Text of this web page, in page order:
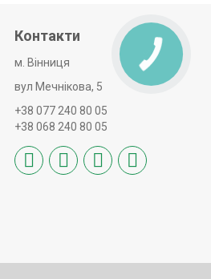
Контакти
м. Вінниця
вул Мечнікова, 5
+38 077 240 80 05
+38 068 240 80 05